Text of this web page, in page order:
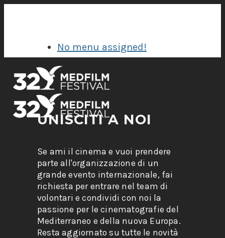
No menu assigned!
UNISCITI A NOI
Se ami il cinema e vuoi prendere
parte all'organizzazione di un
grande evento internazionale, fai
richiesta per entrare nel team di
volontari e condividi con noi la
passione per le cinematografie del
Mediterraneo e della nuova Europa.
Resta aggiornato su tutte le novità